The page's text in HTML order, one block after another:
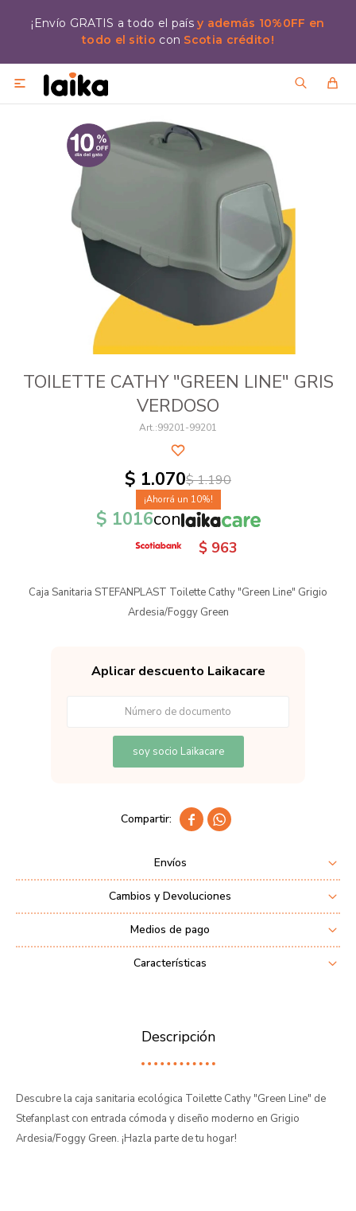
¡Envío GRATIS a todo el paísy además 10%0FF en
todo el sitio con Scotia crédito!

TOILETTE CATHY "GREEN LINE" GRIS
VERDOSO
99201-99201
$ 1.070$1.190
10
$ 1016con
$ 963
Caja Sanitaria STEFANPLAST Toilette Cathy "Green Line" Grigio
Ardesia/Foggy Green
Aplicar descuento Laikacare
soy socio Laikacare
 
Envíos
Cambios y Devoluciones
Medios de pago
Características
Descripción
Descubre la caja sanitaria ecológica Toilette Cathy "Green Line" de
Stefanplast con entrada cómoda y diseño moderno en Grigio
Ardesia/Foggy Green. ¡Hazla parte de tu hogar!